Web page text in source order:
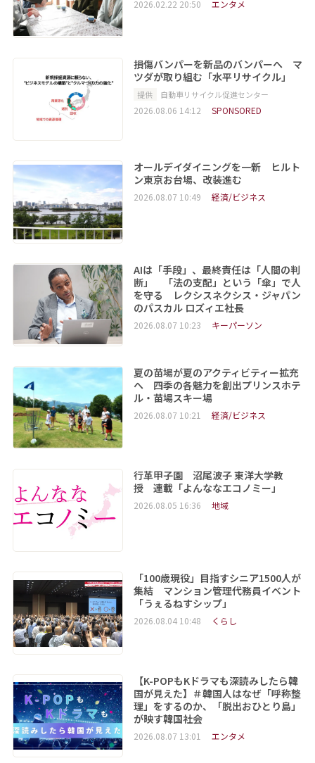
2026.02.22 20:50 エンタメ
損傷バンパーを新品のバンパーへ マ
ツダが取り組む「水平リサイクル」
提供 自動車リサイクル促進センター
2026.08.06 14:12 SPONSORED
オールデイダイニングを一新 ヒルト
ン東京お台場、改装進む
2026.08.07 10:49 経済/ビジネス
AIは「手段」、最終責任は「人間の判
断」 「法の支配」という「傘」で人
を守る レクシスネクシス・ジャパン
のパスカル ロズィエ社長
2026.08.07 10:23 キーパーソン
夏の苗場が夏のアクティビティー拡充
へ 四季の各魅力を創出プリンスホテ
ル・苗場スキー場
2026.08.07 10:21 経済/ビジネス
行革甲子園 沼尾波子 東洋大学教
授 連載「よんななエコノミー」
2026.08.05 16:36 地域
「100歳現役」目指すシニア1500人が
集結 マンション管理代務員イベント
「うぇるねすシップ」
2026.08.04 10:48 くらし
【K-POPもKドラマも深読みしたら韓
国が見えた】＃韓国人はなぜ「呼称整
理」をするのか、「脱出おひとり島」
が映す韓国社会
2026.08.07 13:01 エンタメ